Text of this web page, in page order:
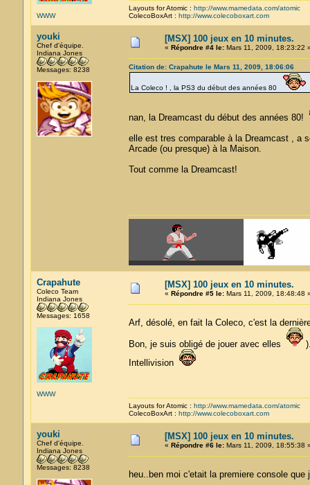
WWW
Layouts for Atomic : http://www.mamedata.com/atomic
ColecoBoxArt : http://www.colecoboxart.com
youki
Chef d'équipe.
Indiana Jones
Messages: 8238
[MSX] 100 jeux en 10 minutes.
« Répondre #4 le:Mars 11, 2009, 18:23:22
Citation de: Crapahute le Mars 11, 2009, 18:06:06
La Coleco ! , la PS3 du début des années 80
nan, la Dreamcast du début des années 80!
elle est tres comparable à la Dreamcast , a
Arcade (ou presque) à la Maison.
Tout comme la Dreamcast!
Crapahute
Coleco Team
Indiana Jones
Messages: 1658
WWW
[MSX] 100 jeux en 10 minutes.
« Répondre #5 le:Mars 11, 2009, 18:48:48
Arf, désolé, en fait la Coleco, c'est la
Bon, je suis obligé de jouer avec elles
Intellivision
Layouts for Atomic : http://www.mamedata.com/atomic
ColecoBoxArt : http://www.colecoboxart.com
youki
Chef d'équipe.
Indiana Jones
Messages: 8238
[MSX] 100 jeux en 10 minutes.
« Répondre #6 le:Mars 11, 2009, 18:55:38
heu..ben moi c'etait la premiere console